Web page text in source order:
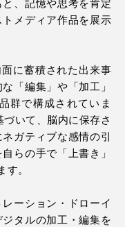
、記憶や思考を肯定
メディア作品を展示
に蓄積された出来事
「編集」や「加工」
群で構成されていま
いて、脳内に保存さ
ガティブな感情の引
らの手で「上書き」
。
ーション・ドローイ
タルの加工・編集を